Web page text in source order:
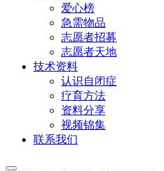
爱心榜
急需物品
志愿者招募
志愿者天地
技术资料
认识自闭症
疗育方法
资料分享
视频锦集
联系我们